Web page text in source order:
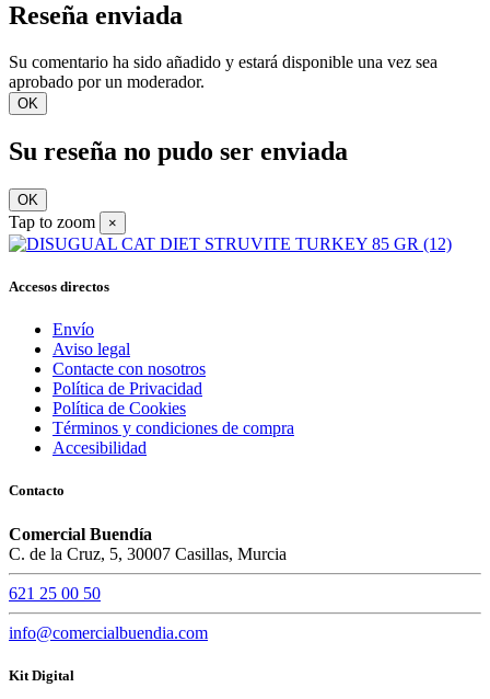
Reseña enviada
Su comentario ha sido añadido y estará disponible una vez sea
aprobado por un moderador.
OK
Su reseña no pudo ser enviada
OK
Tap to zoom ×
Accesos directos
Envío
Aviso legal
Contacte con nosotros
Política de Privacidad
Política de Cookies
Términos y condiciones de compra
Accesibilidad
Contacto
Comercial Buendía
C. de la Cruz, 5, 30007 Casillas, Murcia
621 25 00 50
info@comercialbuendia.com
Kit Digital